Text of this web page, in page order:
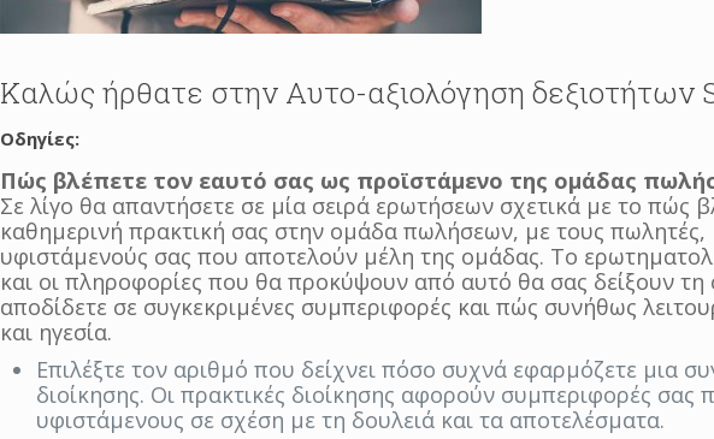
Καλώς ήρθατε στην Aυτο-αξιολόγηση δεξιοτήτων
Οδηγίες:
Πώς βλέπετε τον εαυτό σας ως προϊστάμενο της ομάδας
Σε λίγο θα απαντήσετε σε μία σειρά ερωτήσεων σχετικά με το πώς
καθημερινή πρακτική σας στην ομάδα πωλήσεων, με τους πωλητές,
υφιστάμενούς σας που αποτελούν μέλη της ομάδας. Το
και οι πληροφορίες που θα προκύψουν από αυτό θα σας δείξουν τη
αποδίδετε σε συγκεκριμένες συμπεριφορές και πώς συνήθως
και ηγεσία.
Επιλέξτε τον αριθμό που δείχνει πόσο συχνά εφαρμόζετε μια
διοίκησης. Οι πρακτικές διοίκησης αφορούν συμπεριφορές
υφιστάμενους σε σχέση με τη δουλειά και τα αποτελέσματα.